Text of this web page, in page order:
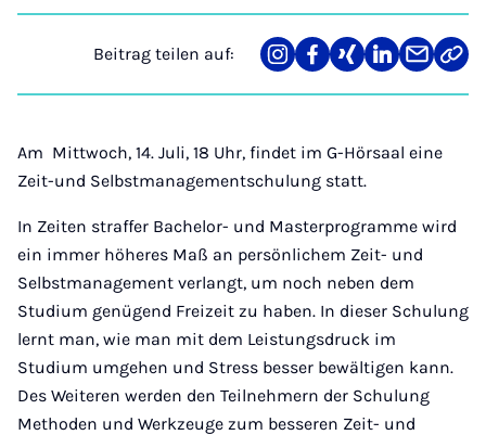
Beitrag teilen auf:
Teilen
auf
Teilen
auf
Teilen
auf
Teilen
auf
Teilen
über
Mail
Link
Am Mittwoch, 14. Juli, 18 Uhr, findet im G-Hörsaal eine
Zeit-und Selbstmanagementschulung statt.
In Zeiten straffer Bachelor- und Masterprogramme wird
ein immer höheres Maß an persönlichem Zeit- und
Selbstmanagement verlangt, um noch neben dem
Studium genügend Freizeit zu haben. In dieser Schulung
lernt man, wie man mit dem Leistungsdruck im
Studium umgehen und Stress besser bewältigen kann.
Des Weiteren werden den Teilnehmern der Schulung
Methoden und Werkzeuge zum besseren Zeit- und